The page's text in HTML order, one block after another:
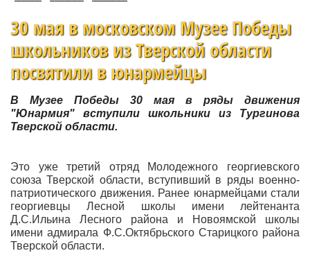
30 мая в московском Музее Победы
школьников из Тверской области
посвятили в юнармейцы
В Музее Победы 30 мая в ряды движения
"Юнармия" вступили школьники из Тургинова
Тверской области.
Это уже третий отряд Молодежного георгиевского
союза Тверской области, вступивший в ряды военно-
патриотического движения. Ранее юнармейцами стали
георгиевцы Лесной школы имени лейтенанта
Д.С.Ильина Лесного района и Новоямской школы
имени адмирала Ф.С.Октябрьского Старицкого района
Тверской области.